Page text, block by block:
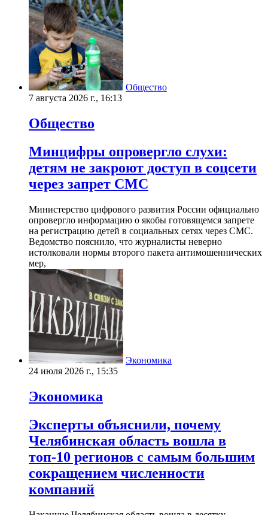
Общество
7 августа 2026 г., 16:13
Общество
Минцифры опровергло слухи:
детям не закроют доступ в соцсети
через запрет СМС
Министерство цифрового развития России официально
опровергло информацию о якобы готовящемся запрете
на регистрацию детей в социальных сетях через СМС.
Ведомство пояснило, что журналисты неверно
истолковали нормы второго пакета антимошеннических
мер,
Экономика
24 июля 2026 г., 15:35
Экономика
Эксперты объяснили, почему
Челябинская область вошла в
топ-10 регионов с самым большим
сокращением численности
компаний